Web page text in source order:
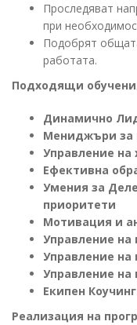
Проследяват
при
Подобрят
работата.
Подходящи
Динамично
Мениджъри за
Управление на
Ефективна
Умения за
приоритети
Мотивация и
Управление на
Управление на
Управление на
Екипен
Реализация на